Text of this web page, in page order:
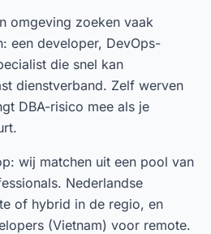
omgeving zoeken vaak
een developer, DevOps-
die snel kan
dienstverband. Zelf werven
DBA-risico mee als je
wij matchen uit een pool van
Nederlandse
of hybrid in de regio, en
(Vietnam) voor remote.